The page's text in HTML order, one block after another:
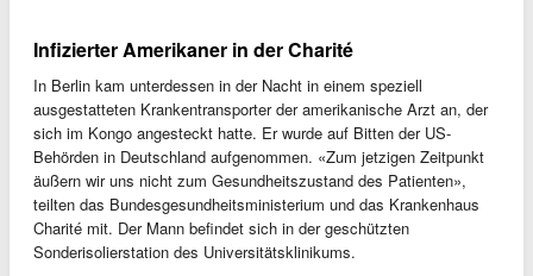
Infizierter Amerikaner in der Charité
In Berlin kam unterdessen in der Nacht in einem speziell
ausgestatteten Krankentransporter der amerikanische Arzt an, der
sich im Kongo angesteckt hatte. Er wurde auf Bitten der US-
Behörden in Deutschland aufgenommen. «Zum jetzigen Zeitpunkt
äußern wir uns nicht zum Gesundheitszustand des Patienten»,
teilten das Bundesgesundheitsministerium und das Krankenhaus
Charité mit. Der Mann befindet sich in der geschützten
Sonderisolierstation des Universitätsklinikums.